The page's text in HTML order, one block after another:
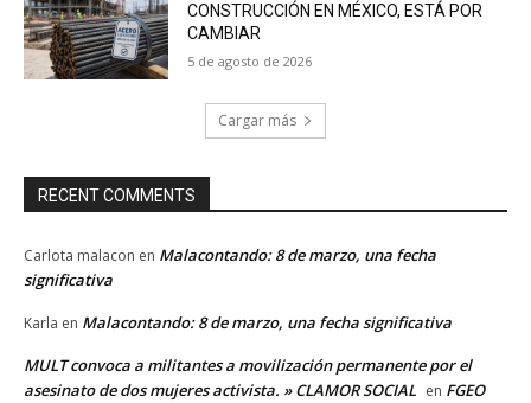
CONSTRUCCIÓN EN MÉXICO, ESTÁ POR
CAMBIAR
5 de agosto de 2026
Cargar más
RECENT COMMENTS
Carlota malacon en Malacontando: 8 de marzo, una fecha
significativa
Karla en Malacontando: 8 de marzo, una fecha significativa
MULT convoca a militantes a movilización permanente por el
asesinato de dos mujeres activista. » CLAMOR SOCIAL en FGEO